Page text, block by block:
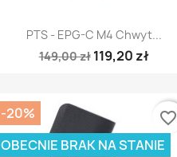
Szybki podgląd
PTS - EPG-C M4 Chwyt...
149,00 zł 119,20 zł
-20%
OBECNIE BRAK NA STANIE
favorite_border